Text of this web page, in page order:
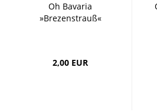
Oh Bavaria
»Brezenstrauß«
2,00 EUR